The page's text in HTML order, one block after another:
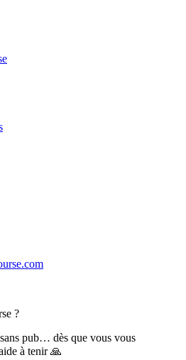
?
pub… dès que vous vous
à tenir 🙏